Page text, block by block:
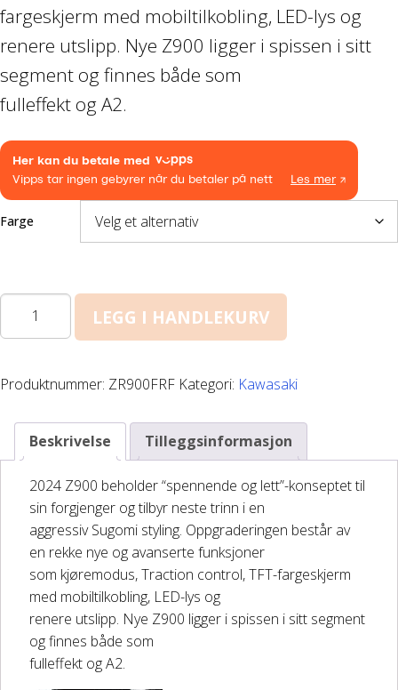
Maskinhenger
HAGE/SKOG
Stihl -Skog og Hage
Toro Snøfres
Batteriladere
GIVI – Bagasjesystem for MC
fargeskjerm med mobiltilkobling, LED-lys og
renere utslipp. Nye Z900 ligger i spissen i sitt
segment og finnes både som
fulleffekt og A2.
Farge
LEGG I HANDLEKURV
Produktnummer: ZR900FRF Kategori: Kawasaki
Beskrivelse Tilleggsinformasjon
2024 Z900 beholder “spennende og lett”-konseptet til
sin forgjenger og tilbyr neste trinn i en
aggressiv Sugomi styling. Oppgraderingen består av
en rekke nye og avanserte funksjoner
som kjøremodus, Traction control, TFT-fargeskjerm
med mobiltilkobling, LED-lys og
renere utslipp. Nye Z900 ligger i spissen i sitt segment
og finnes både som
fulleffekt og A2.